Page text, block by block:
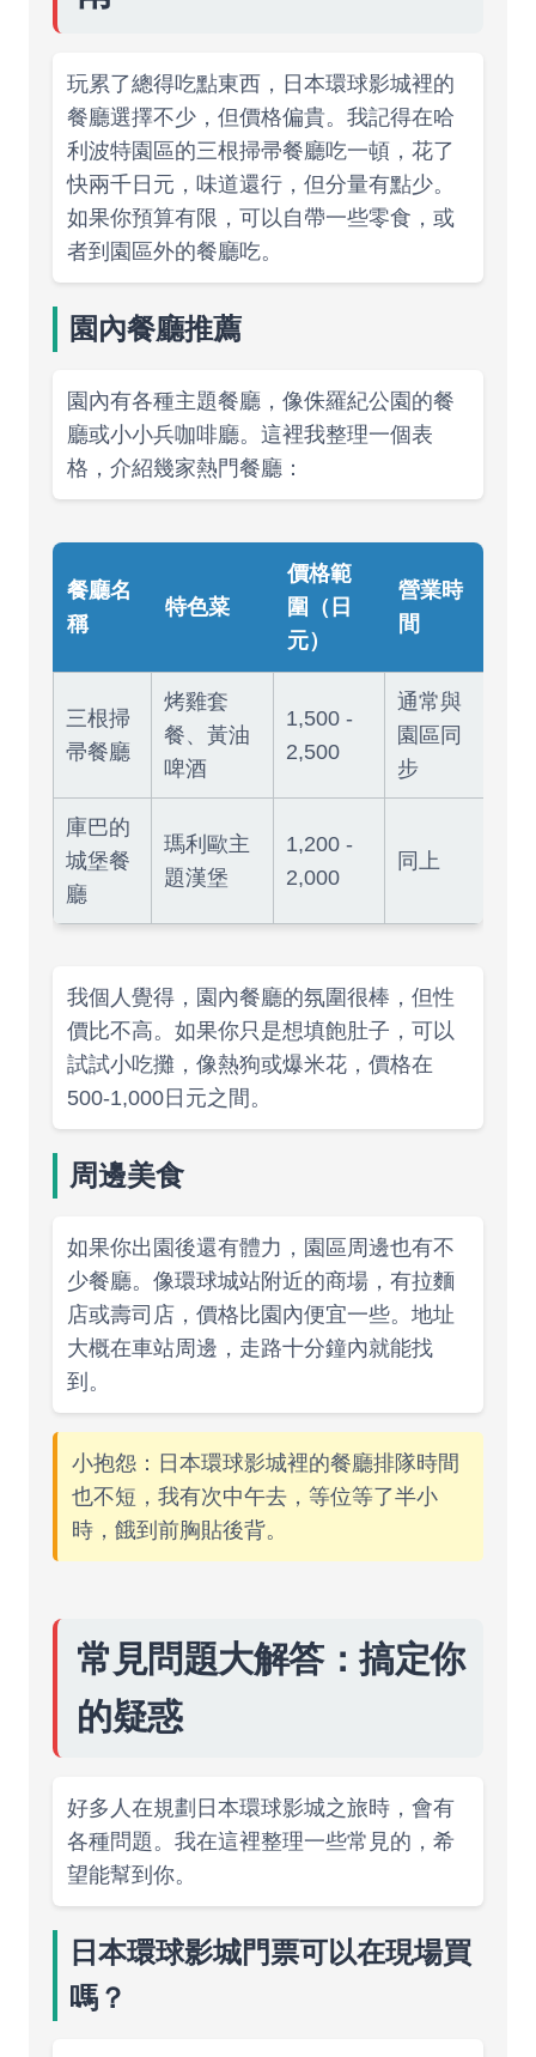
玩累了總得吃點東西，日本環球影城裡的
餐廳選擇不少，但價格偏貴。我記得在哈
利波特園區的三根掃帚餐廳吃一頓，花了
快兩千日元，味道還行，但分量有點少。
如果你預算有限，可以自帶一些零食，或
者到園區外的餐廳吃。
園內餐廳推薦
園內有各種主題餐廳，像侏羅紀公園的餐
廳或小小兵咖啡廳。這裡我整理一個表
格，介紹幾家熱門餐廳：
餐廳名
稱
特色菜
價格範
圍（日
元）
營業時
間
三根掃
帚餐廳
烤雞套
餐、黃油
啤酒
1,500 -
2,500
通常與
園區同
步
庫巴的
城堡餐
廳
瑪利歐主
題漢堡
1,200 -
2,000
同上
我個人覺得，園內餐廳的氛圍很棒，但性
價比不高。如果你只是想填飽肚子，可以
試試小吃攤，像熱狗或爆米花，價格在
500-1,000日元之間。
周邊美食
如果你出園後還有體力，園區周邊也有不
少餐廳。像環球城站附近的商場，有拉麵
店或壽司店，價格比園內便宜一些。地址
大概在車站周邊，走路十分鐘內就能找
到。
小抱怨：日本環球影城裡的餐廳排隊時間
也不短，我有次中午去，等位等了半小
時，餓到前胸貼後背。
常見問題大解答：搞定你
的疑惑
好多人在規劃日本環球影城之旅時，會有
各種問題。我在這裡整理一些常見的，希
望能幫到你。
日本環球影城門票可以在現場買
嗎？